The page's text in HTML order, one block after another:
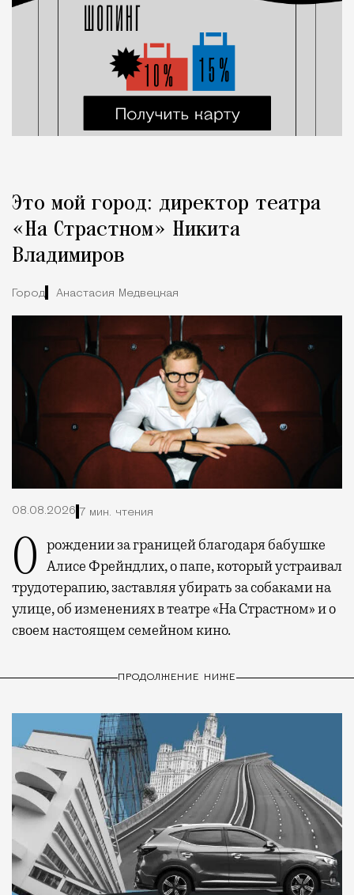
Это мой город: директор театра
«На Страстном» Никита
Владимиров
Город Анастасия Медвецкая
08.08.2026 7 мин. чтения
О рождении за границей благодаря бабушке Алисе Фрейндлих, о папе, который устраивал
трудотерапию, заставляя убирать за собаками на
улице, об изменениях в театре «На Страстном» и о
своем настоящем семейном кино.
ПРОДОЛЖЕНИЕ НИЖЕ